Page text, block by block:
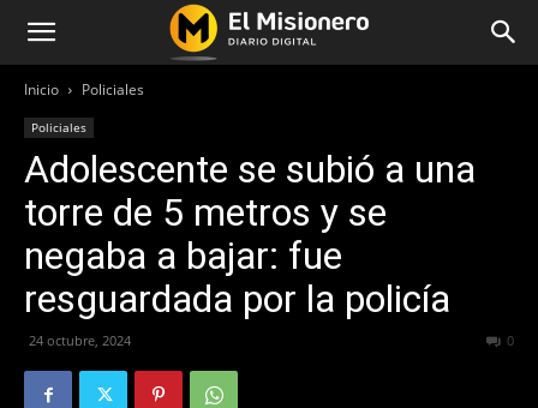
Inicio Policiales
Policiales
Adolescente se subió a una
torre de 5 metros y se
negaba a bajar: fue
resguardada por la policía
24 octubre, 2024 0